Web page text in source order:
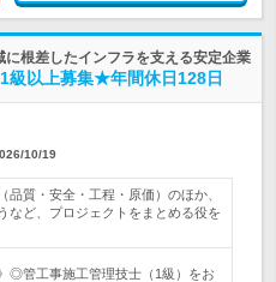
根差したインフラを支える安定企業
級以上募集★年間休日128日
10/19
品質・安全・工程・原価）のほか、
など、プロジェクトをまとめる役を
◎管工事施工管理技士（1級）をお